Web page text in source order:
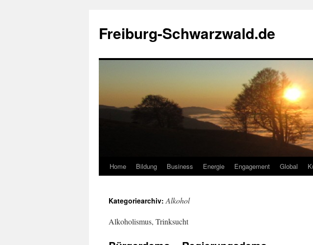
springen
Freiburg-Schwarzwald.de
Home Bildung Business Energie Engagement Global
Kategoriearchiv:Alkohol
Alkoholismus, Trinksucht